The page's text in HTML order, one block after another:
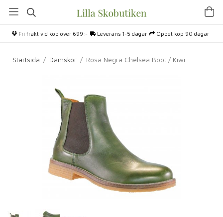
Fri frakt vid köp över 699:- Leverans 1-5 dagar Öppet köp 90 dagar
Startsida / Damskor / Rosa Negra Chelsea Boot / Kiwi